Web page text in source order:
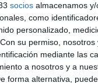
socios almacenamos
como
personalizado,
Con su permiso,
mediante las
a nosotros y a
forma alternativa,
hasta niños de
inscritas
edición”.